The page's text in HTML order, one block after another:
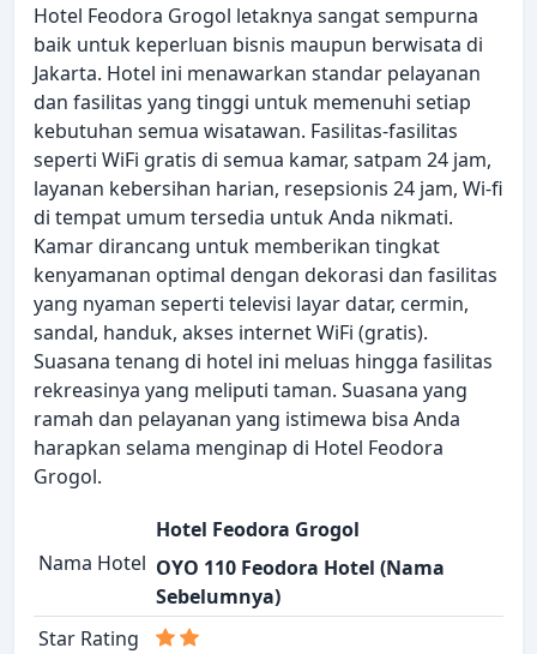
Hotel Feodora Grogol letaknya sangat sempurna
baik untuk keperluan bisnis maupun berwisata di
Jakarta. Hotel ini menawarkan standar pelayanan
dan fasilitas yang tinggi untuk memenuhi setiap
kebutuhan semua wisatawan. Fasilitas-fasilitas
seperti WiFi gratis di semua kamar, satpam 24 jam,
layanan kebersihan harian, resepsionis 24 jam, Wi-fi
di tempat umum tersedia untuk Anda nikmati.
Kamar dirancang untuk memberikan tingkat
kenyamanan optimal dengan dekorasi dan fasilitas
yang nyaman seperti televisi layar datar, cermin,
sandal, handuk, akses internet WiFi (gratis).
Suasana tenang di hotel ini meluas hingga fasilitas
rekreasinya yang meliputi taman. Suasana yang
ramah dan pelayanan yang istimewa bisa Anda
harapkan selama menginap di Hotel Feodora
Grogol.
Nama Hotel
Hotel Feodora Grogol
OYO 110 Feodora Hotel (Nama
Sebelumnya)
Star Rating